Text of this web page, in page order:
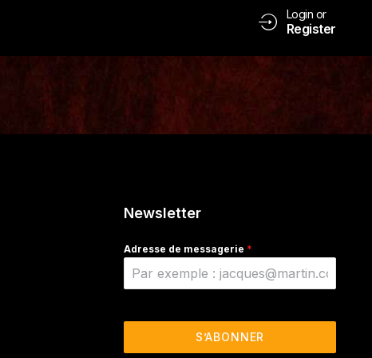
Login or
Register
Newsletter
Adresse de messagerie *
S’ABONNER